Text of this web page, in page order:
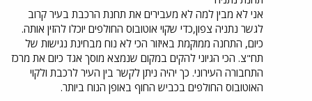
הטרנספר לתחנה. אגב, הייתי ממליץ על פתרון דומה גם בנתניה.
אני לא מבין למה לא מעבירים את תחנת הרכבת בעיר קרוב
לגשר נתניה צפון,כדי שקוי אוטובוס החולפים יוכלו להזין אותה.
כיום, התחנה ממוקמת באיזור הכי לא נוח מבחינת נגישות של
תח"צ. הכי הגיוני להקים במקום שנמצא מוסך אגד כיום את מרכז
התחבורה העירוני. כך יהיה ניתן לקשר בין העיר לרכבת ולקוי
האוטובוס החולפים בכביש החוף באופן הנוח ביותר.